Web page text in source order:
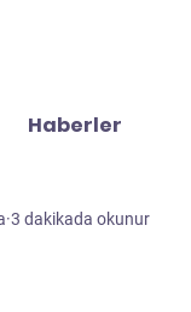
Haberler
3 dakikada okunur